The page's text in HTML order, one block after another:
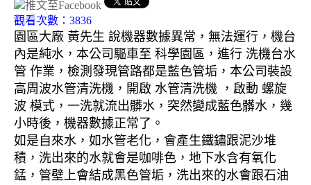
觀看次數：3836
園區大廠 黃先生 說機器數據異常，無法運行，機台
內是純水，本公司驅車至 科學園區，進行 洗機台水
管 作業，檢測發現管路都是藍色管垢，本公司裝設
高周波水管清洗機，開啟 水管清洗機 ，啟動 螺旋
波 模式，一洗就流出髒水，突然變成藍色髒水，幾
小時後，機器數據正常了。
如是自來水，如水管老化，會產生鐵鏽跟泥沙堆
積，洗出來的水就會是咖啡色，地下水含有氧化
錳，管壁上會結成黑色管垢，洗出來的水會跟石油